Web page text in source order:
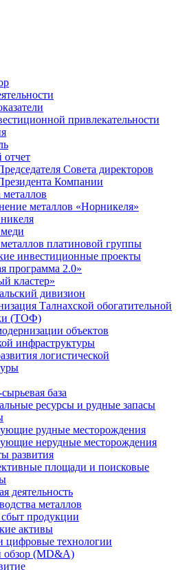
привлекательности
отчет
Совета директоров
Компании
металлов «Норникеля»
платиновой группы
инвестиционные проекты
программа 2.0»
кластер»
дивизион
Талнахской обогатительной
(ТОФ)
объектов
инфраструктуры
логистической
база
ресурсы и рудные запасы
рудные месторождения
нерудные месторождения
развития
площади и поисковые
деятельность
металлов
продукции
активы
цифровые технологии
(MD&A)